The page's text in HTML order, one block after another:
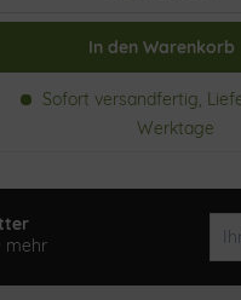
In den Warenkorb
Sofort versandfertig,
Werktage
mehr